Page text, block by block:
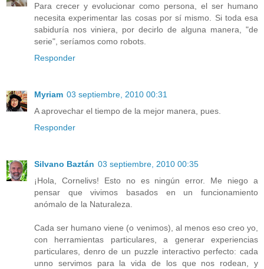
Para crecer y evolucionar como persona, el ser humano
necesita experimentar las cosas por sí mismo. Si toda esa
sabiduría nos viniera, por decirlo de alguna manera, "de
serie", seríamos como robots.
Responder
Myriam 03 septiembre, 2010 00:31
A aprovechar el tiempo de la mejor manera, pues.
Responder
Silvano Baztán 03 septiembre, 2010 00:35
¡Hola, Cornelivs! Esto no es ningún error. Me niego a
pensar que vivimos basados en un funcionamiento
anómalo de la Naturaleza.
Cada ser humano viene (o venimos), al menos eso creo yo,
con herramientas particulares, a generar experiencias
particulares, denro de un puzzle interactivo perfecto: cada
unno servimos para la vida de los que nos rodean, y